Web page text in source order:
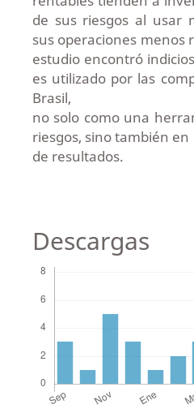
de sus riesgos al usar
sus operaciones menos
estudio encontró
es utilizado por las
Brasil,
no solo como una
riesgos, sino también
de resultados.
Descargas